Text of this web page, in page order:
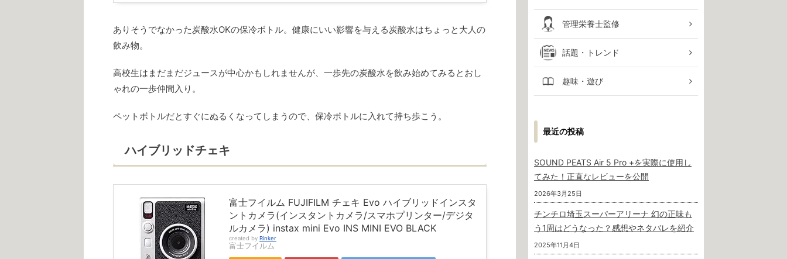
ありそうでなかった炭酸水OKの保冷ボトル。健康にいい影響を与える炭酸水はちょっと大人の
飲み物。
高校生はまだまだジュースが中心かもしれませんが、一歩先の炭酸水を飲み始めてみるとおし
ゃれの一歩仲間入り。
ペットボトルだとすぐにぬるくなってしまうので、保冷ボトルに入れて持ち歩こう。
ハイブリッドチェキ
富士フイルム FUJIFILM チェキ Evo ハイブリッドインスタ
ントカメラ(インスタントカメラ/スマホプリンター/デジタ
ルカメラ) instax mini Evo INS MINI EVO BLACK
created by Rinker
富士フイルム
管理栄養士監修
話題・トレンド
趣味・遊び
最近の投稿
SOUND PEATS Air 5 Pro +を実際に使用し
てみた！正直なレビューを公開
2026年3月25日
チンチロ埼玉スーパーアリーナ 幻の正味も
う1周はどうなった？感想やネタバレを紹介
2025年11月4日